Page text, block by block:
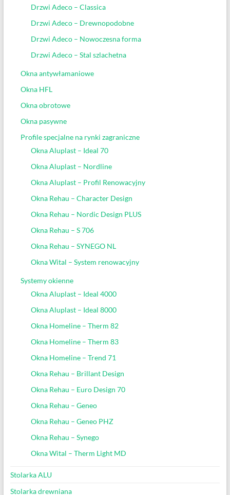
Drzwi Adeco – Classica
Drzwi Adeco – Drewnopodobne
Drzwi Adeco – Nowoczesna forma
Drzwi Adeco – Stal szlachetna
Okna antywłamaniowe
Okna HFL
Okna obrotowe
Okna pasywne
Profile specjalne na rynki zagraniczne
Okna Aluplast – Ideal 70
Okna Aluplast – Nordline
Okna Aluplast – Profil Renowacyjny
Okna Rehau – Character Design
Okna Rehau – Nordic Design PLUS
Okna Rehau – S 706
Okna Rehau – SYNEGO NL
Okna Wital – System renowacyjny
Systemy okienne
Okna Aluplast – Ideal 4000
Okna Aluplast – Ideal 8000
Okna Homeline – Therm 82
Okna Homeline – Therm 83
Okna Homeline – Trend 71
Okna Rehau – Brillant Design
Okna Rehau – Euro Design 70
Okna Rehau – Geneo
Okna Rehau – Geneo PHZ
Okna Rehau – Synego
Okna Wital – Therm Light MD
Stolarka ALU
Stolarka drewniana